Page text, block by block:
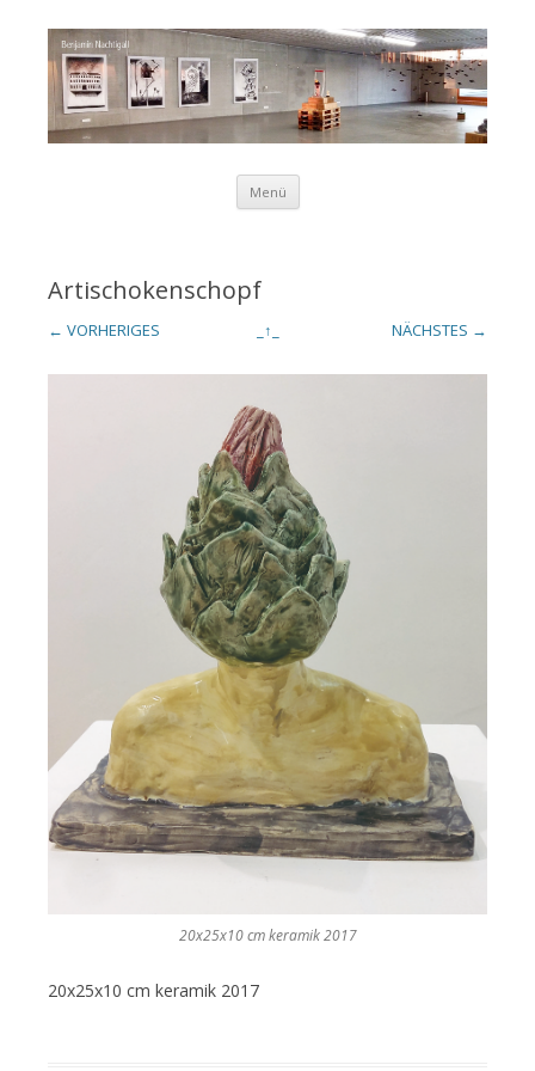
Benjamin
Nachtigall
Menü Zum Inhalt springen
Artischokenschopf
← VORHERIGES NÄCHSTES →
_↑_
20x25x10 cm keramik 2017
20x25x10 cm keramik 2017